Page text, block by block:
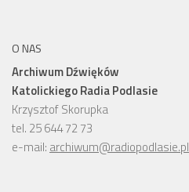
O NAS
Archiwum Dźwięków
Katolickiego Radia Podlasie
Krzysztof Skorupka
tel. 25 644 72 73
e-mail: archiwum@radiopodlasie.pl